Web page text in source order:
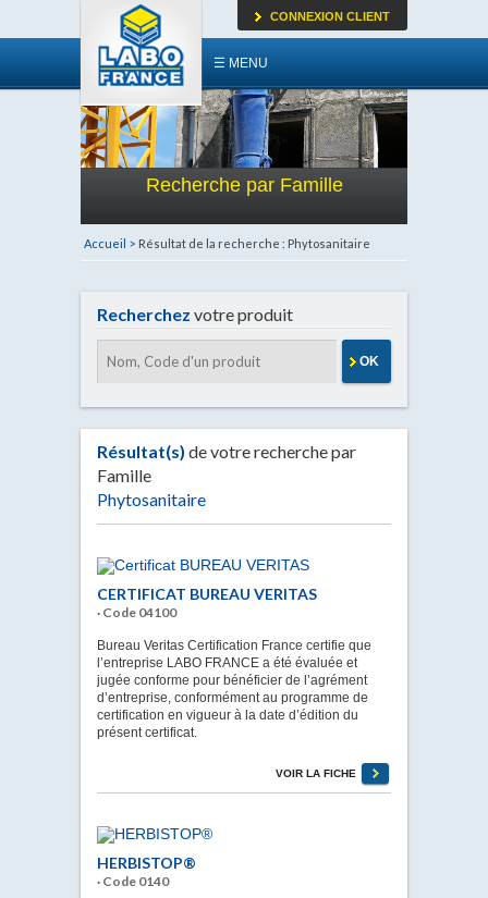
☰ MENU
CONNEXION CLIENT
Recherche par Famille
Accueil > Résultat de la recherche : Phytosanitaire
Recherchez votre produit
OK
Résultat(s) de votre recherche par
Famille
Phytosanitaire
CERTIFICAT BUREAU VERITAS
· Code 04100
Bureau Veritas Certification France certifie que
l’entreprise LABO FRANCE a été évaluée et
jugée conforme pour bénéficier de l’agrément
d’entreprise, conformément au programme de
certification en vigueur à la date d’édition du
présent certificat.
VOIR LA FICHE
HERBISTOP®
· Code 0140